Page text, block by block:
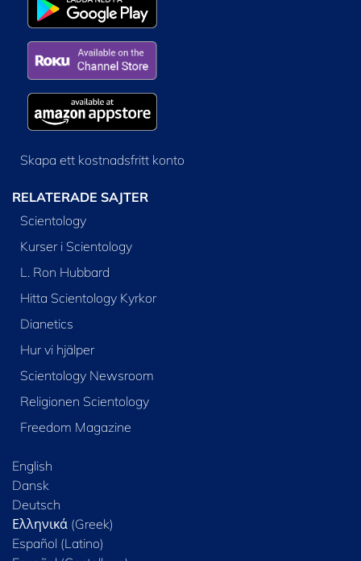
Skapa ett kostnadsfritt konto
RELATERADE SAJTER
Scientology
Kurser i Scientology
L. Ron Hubbard
Hitta Scientology Kyrkor
Dianetics
Hur vi hjälper
Scientology Newsroom
Religionen Scientology
Freedom Magazine
English
Dansk
Deutsch
Ελληνικά (Greek)
Español (Latino)